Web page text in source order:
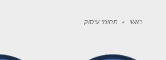
ראשי » תחומי עיסוק